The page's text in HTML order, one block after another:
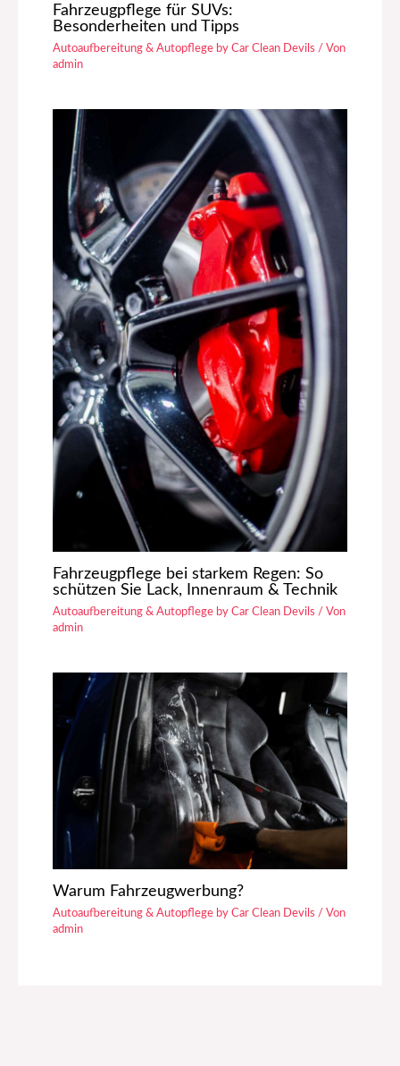
Fahrzeugpflege für SUVs:
Besonderheiten und Tipps
Autoaufbereitung & Autopflege by Car Clean Devils / Von
admin
Fahrzeugpflege bei starkem Regen: So
schützen Sie Lack, Innenraum & Technik
Autoaufbereitung & Autopflege by Car Clean Devils / Von
admin
Warum Fahrzeugwerbung?
Autoaufbereitung & Autopflege by Car Clean Devils / Von
admin